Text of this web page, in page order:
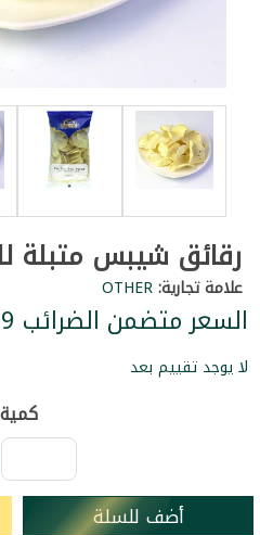
رقائق شيبس متبلة
علامة تجارية:OTHER
السعر متضمن الضرائب ‏2.99 €
لا يوجد تقييم بعد
أضف للسلة